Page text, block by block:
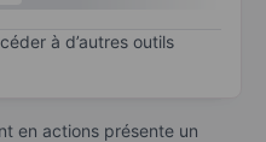
à d’autres outils
en actions présente un